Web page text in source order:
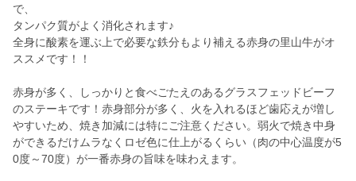
で、
タンパク質がよく消化されます♪
全身に酸素を運ぶ上で必要な鉄分もより補える赤身の里山牛がオ
ススメです！！
赤身が多く、しっかりと食べごたえのあるグラスフェッドビーフ
のステーキです！赤身部分が多く、火を入れるほど歯応えが増し
やすいため、焼き加減には特にご注意ください。弱火で焼き中身
ができるだけムラなくロゼ色に仕上がるくらい（肉の中心温度が5
0度～70度）が一番赤身の旨味を味わえます。